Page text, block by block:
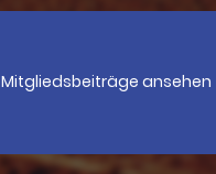
Mitgliedsbeiträge ansehen